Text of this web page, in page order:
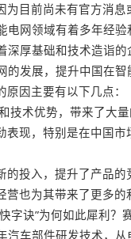
为目前尚未有官方消
电网领域有着多年经
深厚基础和技术造诣
发展，提升中国在智
因主要有以下几点：
技术优势，带来了大量
表现，特别是在中国
投入，提升了产品的
也为其带来了更多的
字诀”为何如此犀利
汽车部件研发技术，